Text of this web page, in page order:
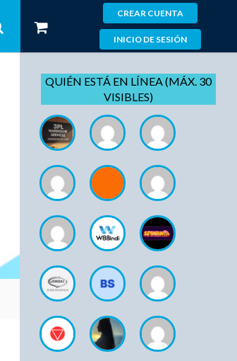
CREAR CUENTA
INICIO DE SESIÓN
QUIÉN ESTÁ EN LÍNEA (MÁX. 30
VISIBLES)